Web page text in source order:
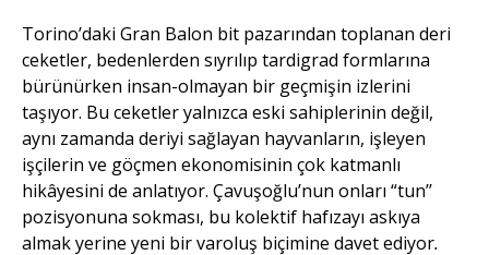
Torino’daki Gran Balon bit pazarından toplanan deri
ceketler, bedenlerden sıyrılıp tardigrad formlarına
bürünürken insan-olmayan bir geçmişin izlerini
taşıyor. Bu ceketler yalnızca eski sahiplerinin değil,
aynı zamanda deriyi sağlayan hayvanların, işleyen
işçilerin ve göçmen ekonomisinin çok katmanlı
hikâyesini de anlatıyor. Çavuşoğlu’nun onları “tun’’
pozisyonuna sokması, bu kolektif hafızayı askıya
almak yerine yeni bir varoluş biçimine davet ediyor.